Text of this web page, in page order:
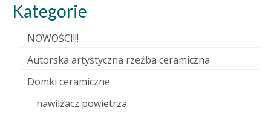
Kategorie
NOWOŚCI!!!
Autorska artystyczna rzeźba ceramiczna
Domki ceramiczne
nawilżacz powietrza